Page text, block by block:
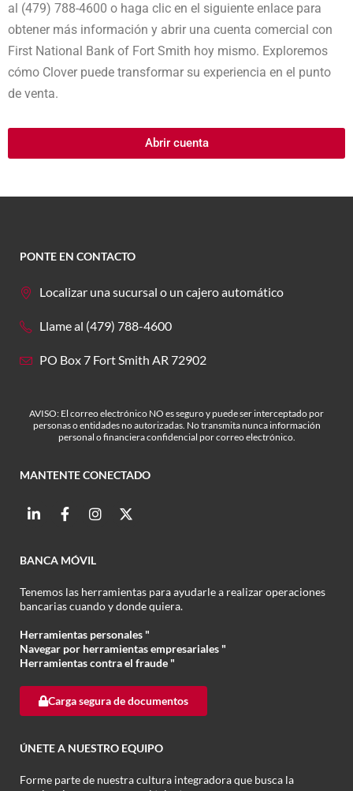
al (479) 788-4600 o haga clic en el siguiente enlace para
obtener más información y abrir una cuenta comercial con
First National Bank of Fort Smith hoy mismo. Exploremos
cómo Clover puede transformar su experiencia en el punto
de venta.
Abrir cuenta
PONTE EN CONTACTO
Localizar una sucursal o un cajero automático
Llame al (479) 788-4600
PO Box 7 Fort Smith AR 72902
AVISO: El correo electrónico NO es seguro y puede ser interceptado por
personas o entidades no autorizadas. No transmita nunca información
personal o financiera confidencial por correo electrónico.
MANTENTE CONECTADO
BANCA MÓVIL
Tenemos las herramientas para ayudarle a realizar operaciones
bancarias cuando y donde quiera.
Herramientas personales "
Navegar por herramientas empresariales "
Herramientas contra el fraude "
Carga segura de documentos
ÚNETE A NUESTRO EQUIPO
Forme parte de nuestra cultura integradora que busca la